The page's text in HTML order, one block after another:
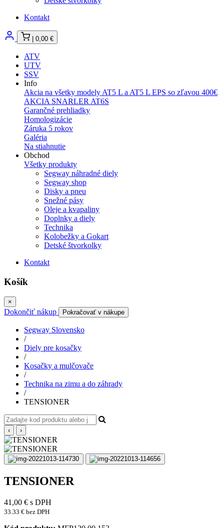
Kontakt
0,00 €
ATV
UTV
SSV
Info
Akcia na všetky modely AT5 L a AT5 L EPS so zľavou 400€
AKCIA SNARLER AT6S
Garančné prehliadky
Homologizácie
Záruka 5 rokov
Galéria
Na stiahnutie
Obchod
Všetky produkty
Segway náhradné diely
Segway shop
Disky a pneu
Snežné pásy
Oleje a kvapaliny
Doplnky a diely
Technika
Kolobežky a Gokart
Detské štvorkolky
Kontakt
Košík
×
Dokončiť nákup Pokračovať v nákupe
Segway Slovensko
/
Diely pre kosačky
/
Kosačky a mulčovače
/
Technika na zimu a do záhrady
/
TENSIONER
‹ ›
TENSIONER
41,00 € s DPH
33.33 € bez DPH